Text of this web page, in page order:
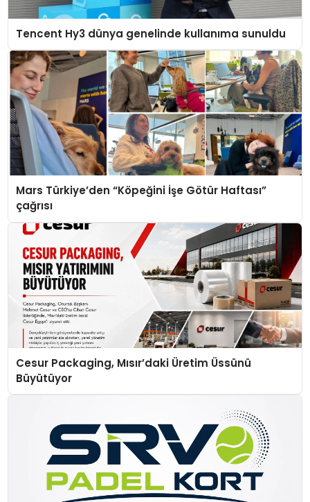
Tencent Hy3 dünya genelinde kullanıma sunuldu
Mars Türkiye’den “Köpeğini İşe Götür Haftası”
çağrısı
Cesur Packaging, Mısır’daki Üretim Üssünü
Büyütüyor